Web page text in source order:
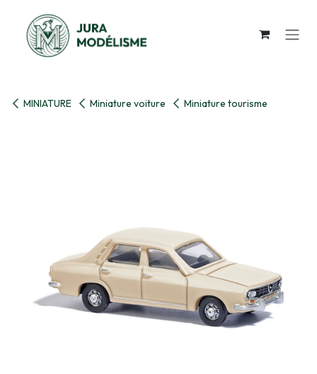
MINIATURE Miniature voiture Miniature tourisme